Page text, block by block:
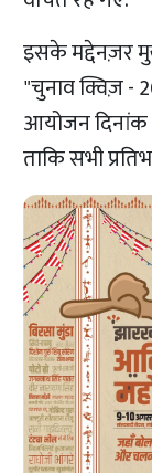
इसके मद्देनज़र
"चुनाव क्विज़ -
आयोजन दिनांक
ताकि सभी